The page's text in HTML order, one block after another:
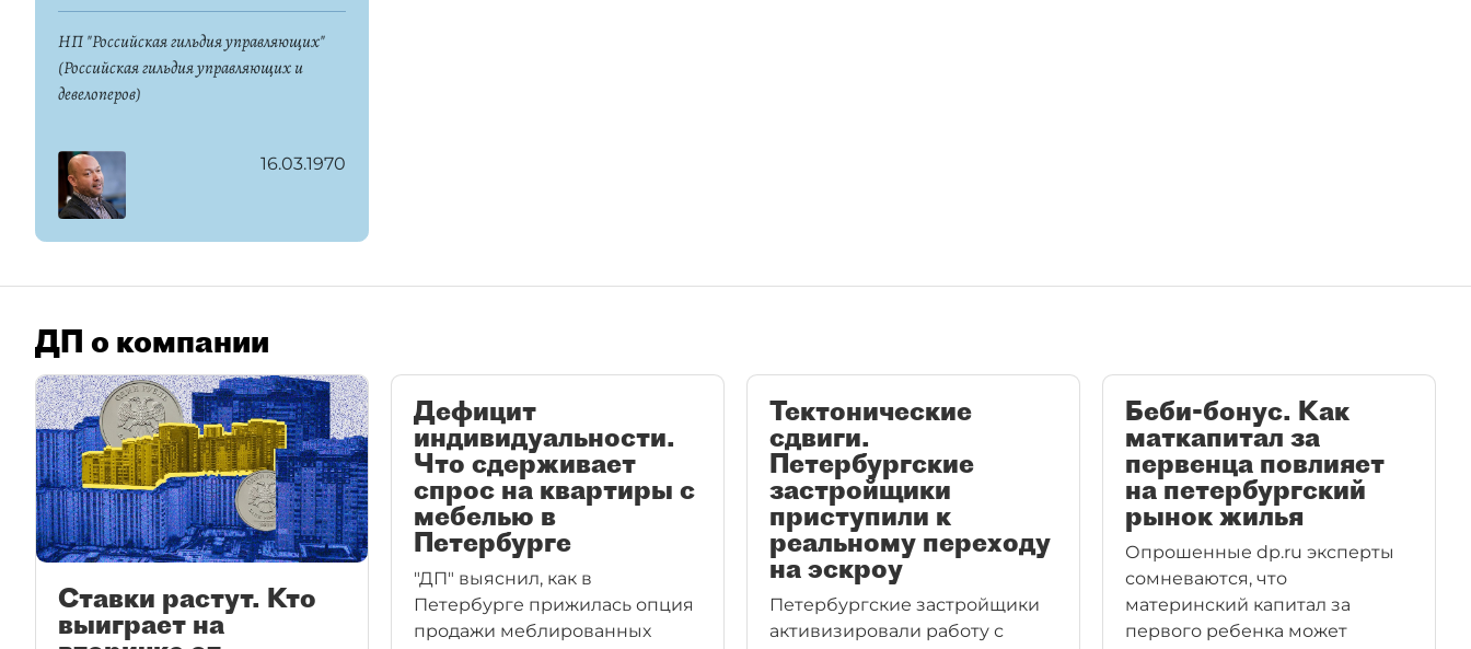
НП "Российская гильдия управляющих"
(Российская гильдия управляющих и
девелоперов)
16.03.1970
ДП о компании
Ставки растут. Кто
выиграет на
Дефицит
индивидуальности.
Что сдерживает
спрос на квартиры с
мебелью в
Петербурге
"ДП" выяснил, как в
Петербурге прижилась опция
продажи меблированных
Тектонические
сдвиги.
Петербургские
застройщики
приступили к
реальному переходу
на эскроу
Петербургские застройщики
активизировали работу с
Беби-бонус. Как
маткапитал за
первенца повлияет
на петербургский
рынок жилья
Опрошенные dp.ru эксперты
сомневаются, что
материнский капитал за
первого ребенка может